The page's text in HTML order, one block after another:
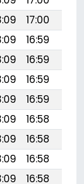
17:00
16:59
16:59
16:59
16:59
16:58
16:58
16:58
16:58